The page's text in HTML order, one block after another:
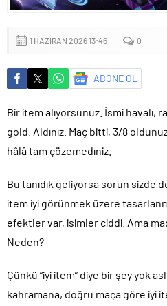
Küçük işletmeler büyük siber
1 HAZIRAN 2026 13:46 0
ABONE OL
Bir item alıyorsunuz. İsmi havalı,
gold. Aldınız. Maç bitti, 3/8 oldunuz
hâlâ tam çözemedıniz.
Bu tanıdık geliyorsa sorun sizde
item iyi görünmek üzere
efektler var, isimler ciddi. Ama
Neden?
Çünkü “iyi item” diye bir şey yok
kahramana, doğru maça göre iyi